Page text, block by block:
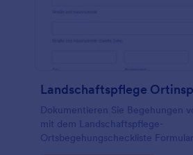
Dokumentieren Sie Begehungen
mit dem Landschaftspflege-
Ortsbegehungscheckliste